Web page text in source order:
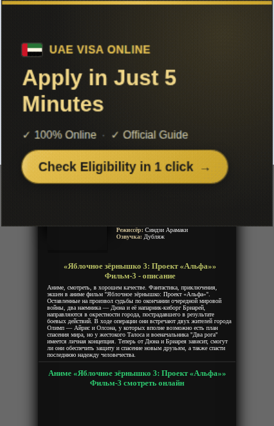
Чтобы не терять с нами связь,
подписывайся на наш
«Яблочное зёрнышко 3: Проект
Добавленно: 20 января 2020 | Серии: [1 из 1]
Appleseed Alpha
Режиссёр: Синдзи Арамаки
Озвучка: Дубляж
«Яблочное зёрнышко 3: Проект «Альфа»»
Фильм-3 - описание
Аниме, смотреть, в хорошем качестве. Фантастика, приключения,
экшен в аниме фильм "Яблочное зёрнышко: Проект «Альфа»".
Оставленные на произвол судьбы по окончании очередной мировой
войны, два наемника — Дюна и её напарник-киборг Бриарей,
направляются в окрестности города, пострадавшего в результате
боевых действий. В ходе операции они встречают двух жителей города
Олимп — Айрис и Олсона, у которых вполне возможно есть план
спасения мира, но у жестокого Талоса и военачальника "Два рога"
имеется личная концепция. Теперь от Дюна и Бриарея зависит, смогут
ли они обеспечить защиту и спасение новым друзьям, а также спасти
последнюю надежду человечества.
Аниме «Яблочное зёрнышко 3: Проект «Альфа»»
Фильм-3 смотреть онлайн